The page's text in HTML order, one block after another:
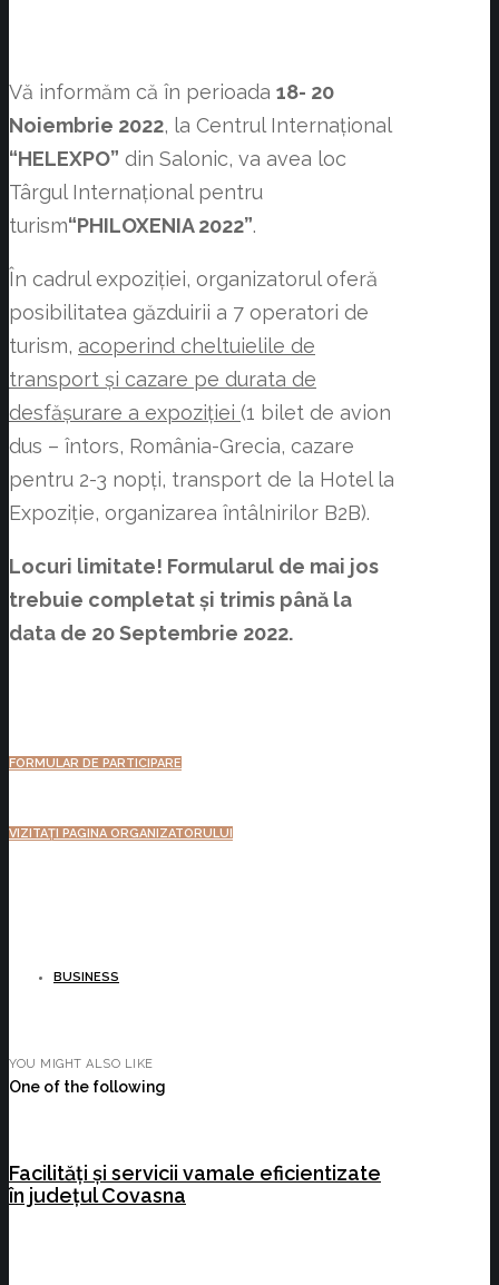
Vă informăm că în perioada 18- 20
Noiembrie 2022, la Centrul Internațional
“HELEXPO” din Salonic, va avea loc
Târgul Internațional pentru
turism“PHILOXENIA 2022”.
În cadrul expoziției, organizatorul oferă
posibilitatea găzduirii a 7 operatori de
turism, acoperind cheltuielile de
transport și cazare pe durata de
desfășurare a expoziției (1 bilet de avion
dus – întors, România-Grecia, cazare
pentru 2-3 nopți, transport de la Hotel la
Expoziție, organizarea întâlnirilor B2B).
Locuri limitate! Formularul de mai jos
trebuie completat și trimis până la
data de 20 Septembrie 2022.
FORMULAR DE PARTICIPARE
VIZITAȚI PAGINA ORGANIZATORULUI
BUSINESS
YOU MIGHT ALSO LIKE
One of the following
Facilități și servicii vamale eficientizate
în județul Covasna